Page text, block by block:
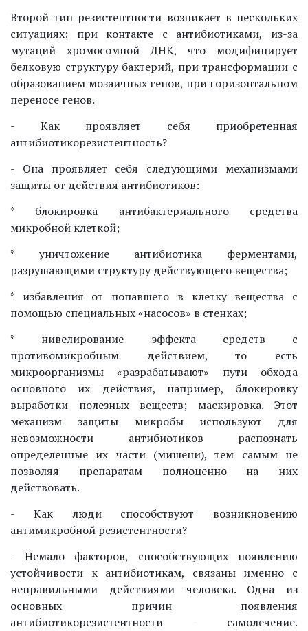
Второй тип резистентности возникает в нескольких
ситуациях: при контакте с антибиотиками, из-за
мутаций хромосомной ДНК, что модифицирует
белковую структуру бактерий, при трансформации с
образованием мозаичных генов, при горизонтальном
переносе генов.
- Как проявляет себя приобретенная
антибиотикорезистентность?
- Она проявляет себя следующими механизмами
защиты от действия антибиотиков:
* блокировка антибактериального средства
микробной клеткой;
* уничтожение антибиотика ферментами,
разрушающими структуру действующего вещества;
* избавления от попавшего в клетку вещества с
помощью специальных «насосов» в стенках;
* нивелирование эффекта средств с
противомикробным действием, то есть
микроорганизмы «разрабатывают» пути обхода
основного их действия, например, блокировку
выработки полезных веществ; маскировка. Этот
механизм защиты микробы используют для
невозможности антибиотиков распознать
определенные их части (мишени), тем самым не
позволяя препаратам полноценно на них
действовать.
- Как люди способствуют возникновению
антимикробной резистентности?
- Немало факторов, способствующих появлению
устойчивости к антибиотикам, связаны именно с
неправильными действиями человека. Одна из
основных причин появления
антибиотикорезистентности – самолечение.